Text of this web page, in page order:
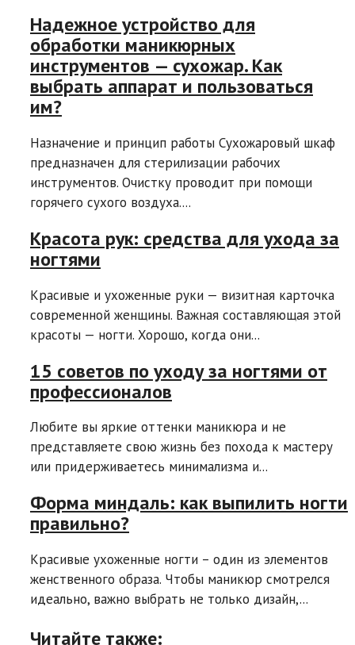
Надежное устройство для
обработки маникюрных
инструментов — сухожар. Как
выбрать аппарат и пользоваться
им?
Назначение и принцип работы Сухожаровый шкаф
предназначен для стерилизации рабочих
инструментов. Очистку проводит при помощи
горячего сухого воздуха....
Красота рук: средства для ухода за
ногтями
Красивые и ухоженные руки — визитная карточка
современной женщины. Важная составляющая этой
красоты — ногти. Хорошо, когда они...
15 советов по уходу за ногтями от
профессионалов
Любите вы яркие оттенки маникюра и не
представляете свою жизнь без похода к мастеру
или придерживаетесь минимализма и...
Форма миндаль: как выпилить ногти
правильно?
Красивые ухоженные ногти – один из элементов
женственного образа. Чтобы маникюр смотрелся
идеально, важно выбрать не только дизайн,...
Читайте также: